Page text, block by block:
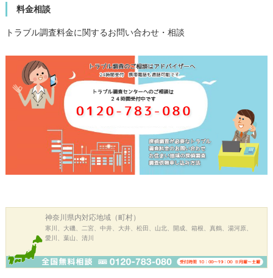
料金相談
トラブル調査料金に関するお問い合わせ・相談
神奈川県内対応地域（町村）
寒川、大磯、二宮、中井、大井、松田、山北、開成、箱根、真鶴、湯河原、
愛川、葉山、清川